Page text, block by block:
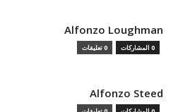
Alfonzo Loughman
0 المشاركات 0 تعليقات
Alfonzo Steed